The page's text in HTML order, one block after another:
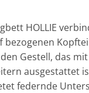
HOLLIE
Gestell, das mit
ausgestattet
federnde